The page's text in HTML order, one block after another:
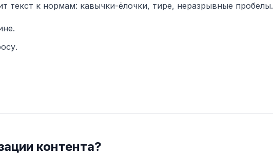
текст к нормам: кавычки-ёлочки, тире, неразрывные пробелы.
контента?